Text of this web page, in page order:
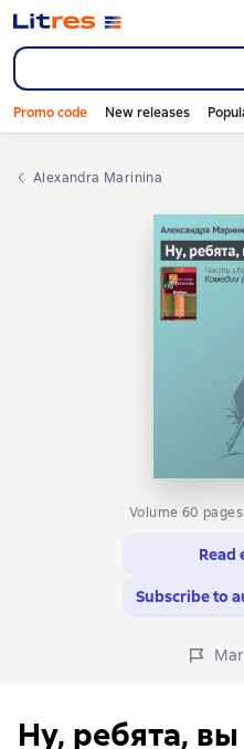
Promo code New releases
Alexandra Marinina
Volume 60 pages
Read
Subscribe to
Ну, ребята,